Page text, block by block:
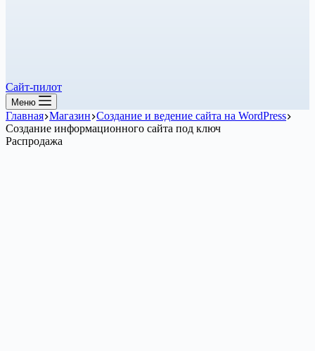
Сайт-пилот
Меню
Главная Магазин Создание и ведение сайта на WordPress
Создание информационного сайта под ключ
Распродажа